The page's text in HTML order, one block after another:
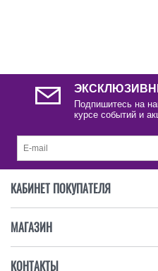
Подпишитесь на
курсе событий и
КАБИНЕТ ПОКУПАТЕЛЯ
МАГАЗИН
КОНТАКТЫ